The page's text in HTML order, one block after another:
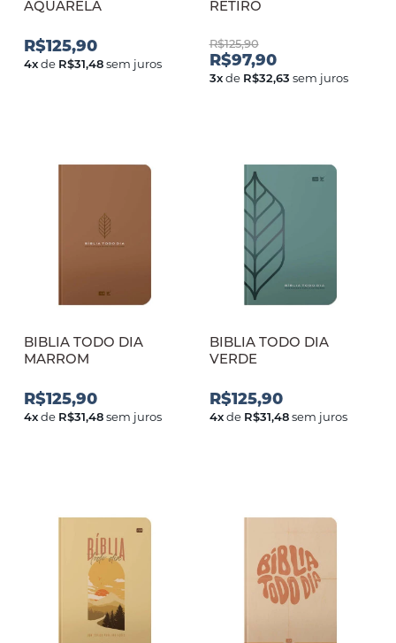
AQUARELA
R$125,90
4xde R$31,48sem juros
RETIRO
R$125,90
R$97,90
3xde R$32,63 sem juros
BIBLIA TODO DIA
MARROM
R$125,90
4xde R$31,48sem juros
BIBLIA TODO DIA
VERDE
R$125,90
4xde R$31,48sem juros